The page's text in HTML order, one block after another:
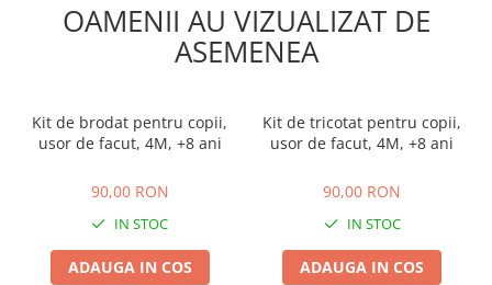
OAMENII AU VIZUALIZAT DE
ASEMENEA
Kit de brodat pentru copii,
usor de facut, 4M, +8 ani
90,00 RON
IN STOC
ADAUGA IN COS
Kit de tricotat pentru copii,
usor de facut, 4M, +8 ani
90,00 RON
IN STOC
ADAUGA IN COS